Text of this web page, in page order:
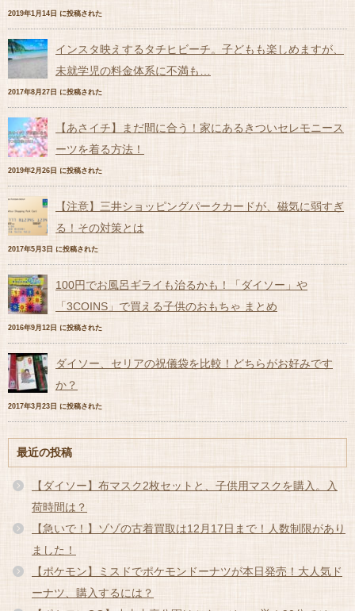
2019年1月14日 に投稿された
インスタ映えするタチヒビーチ。子どもも楽しめますが、
未就学児の料金体系に不満も…
2017年8月27日 に投稿された
【あさイチ】まだ間に合う！家にあるきついセレモニース
ーツを着る方法！
2019年2月26日 に投稿された
【注意】三井ショッピングパークカードが、磁気に弱すぎ
る！その対策とは
2017年5月3日 に投稿された
100円でお風呂ギライも治るかも！「ダイソー」や
「3COINS」で買える子供のおもちゃ まとめ
2016年9月12日 に投稿された
ダイソー、セリアの祝儀袋を比較！どちらがお好みです
か？
2017年3月23日 に投稿された
最近の投稿
【ダイソー】布マスク2枚セットと、子供用マスクを購入。入
荷時間は？
【急いで！】ゾゾの古着買取は12月17日まで！人数制限があり
ました！
【ポケモン】ミスドでポケモンドーナツが本日発売！大人気ド
ーナツ、購入するには？